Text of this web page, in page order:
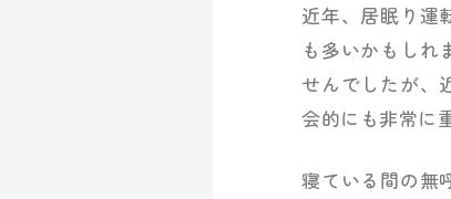
近年、居眠り運
も多いかもしれ
せんでしたが、
会的にも非常に
寝ている間の無